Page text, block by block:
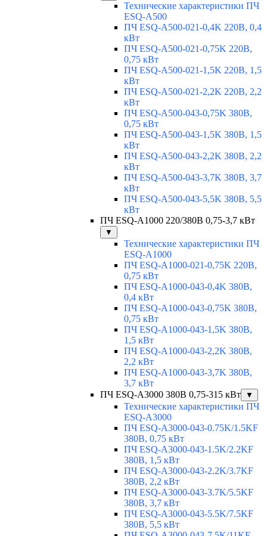
Технические характеристики ПЧ
ESQ-A500
ПЧ ESQ-A500-021-0,4K 220В, 0,4
кВт
ПЧ ESQ-A500-021-0,75K 220В,
0,75 кВт
ПЧ ESQ-A500-021-1,5K 220В, 1,5
кВт
ПЧ ESQ-A500-021-2,2K 220В, 2,2
кВт
ПЧ ESQ-A500-043-0,75K 380В,
0,75 кВт
ПЧ ESQ-A500-043-1,5K 380В, 1,5
кВт
ПЧ ESQ-A500-043-2,2K 380В, 2,2
кВт
ПЧ ESQ-A500-043-3,7K 380В, 3,7
кВт
ПЧ ESQ-A500-043-5,5K 380В, 5,5
кВт
ПЧ ESQ-A1000 220/380В 0,75-3,7 кВт
▼
Технические характеристики ПЧ
ESQ-A1000
ПЧ ESQ-A1000-021-0,75K 220В,
0,75 кВт
ПЧ ESQ-A1000-043-0,4K 380В,
0,4 кВт
ПЧ ESQ-A1000-043-0,75K 380В,
0,75 кВт
ПЧ ESQ-A1000-043-1,5K 380В,
1,5 кВт
ПЧ ESQ-A1000-043-2,2K 380В,
2,2 кВт
ПЧ ESQ-A1000-043-3,7K 380В,
3,7 кВт
ПЧ ESQ-A3000 380В 0,75-315 кВт
▼
Технические характеристики ПЧ
ESQ-A3000
ПЧ ESQ-A3000-043-0.75K/1.5KF
380В, 0,75 кВт
ПЧ ESQ-A3000-043-1.5K/2.2KF
380В, 1,5 кВт
ПЧ ESQ-A3000-043-2.2K/3.7KF
380В, 2,2 кВт
ПЧ ESQ-A3000-043-3.7K/5.5KF
380В, 3,7 кВт
ПЧ ESQ-A3000-043-5.5K/7.5KF
380В, 5,5 кВт